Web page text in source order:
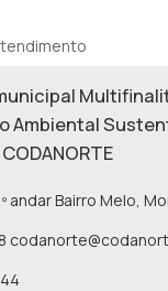
Ambiental
andar Bairro Melo,